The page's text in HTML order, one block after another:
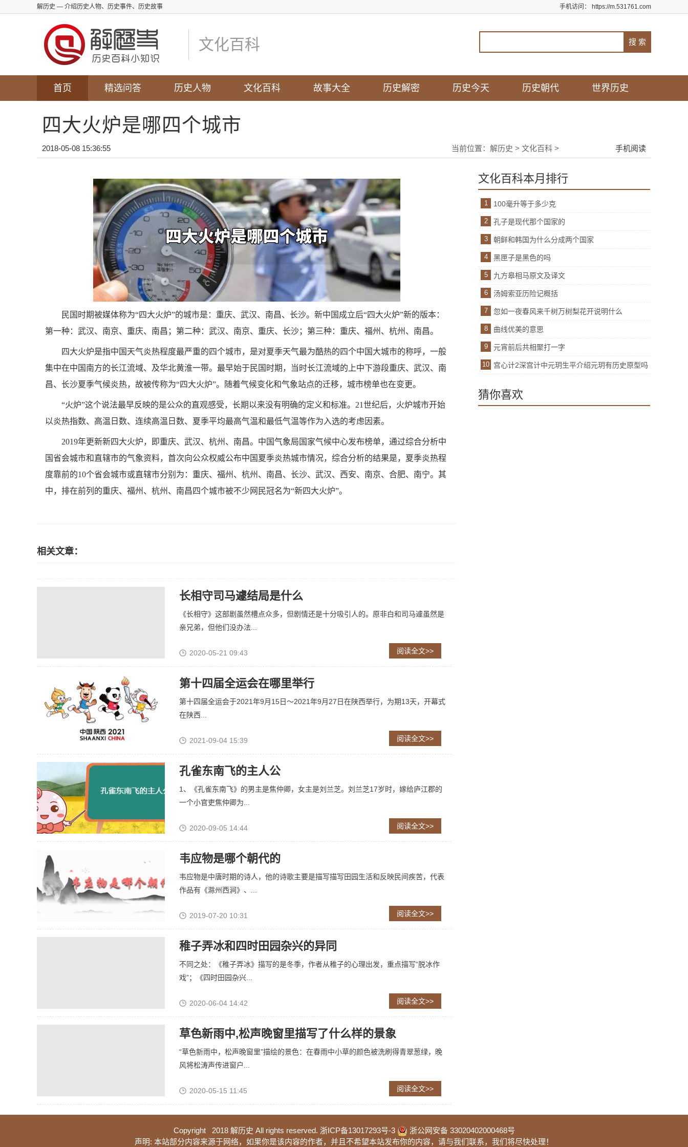
解历史 — 介绍历史人物、历史事件、历史故事 手机访问： https://m.531761.com
文化百科
首页 精选问答 历史人物 文化百科 故事大全 历史解密 历史今天 历史朝代 世界历史
四大火炉是哪四个城市
2018-05-08 15:36:55 当前位置： 解历史 > 文化百科 > 手机阅读
民国时期被媒体称为“四大火炉”的城市是：重庆、武汉、南昌、长沙。新中国成立后“四大火炉”新的版本：
第一种：武汉、南京、重庆、南昌；第二种：武汉、南京、重庆、长沙；第三种：重庆、福州、杭州、南昌。
四大火炉是指中国天气炎热程度最严重的四个城市，是对夏季天气最为酷热的四个中国大城市的称呼，一般
集中在中国南方的长江流域、及华北黄淮一带。最早始于民国时期，当时长江流域的上中下游段重庆、武汉、南
昌、长沙夏季气候炎热，故被传称为“四大火炉”。随着气候变化和气象站点的迁移，城市榜单也在变更。
“火炉”这个说法最早反映的是公众的直观感受，长期以来没有明确的定义和标准。21世纪后，火炉城市开始
以炎热指数、高温日数、连续高温日数、夏季平均最高气温和最低气温等作为入选的考虑因素。
2019年更新新四大火炉，即重庆、武汉、杭州、南昌。中国气象局国家气候中心发布榜单，通过综合分析中
国省会城市和直辖市的气象资料，首次向公众权威公布中国夏季炎热城市情况，综合分析的结果是，夏季炎热程
度靠前的10个省会城市或直辖市分别为：重庆、福州、杭州、南昌、长沙、武汉、西安、南京、合肥、南宁。其
中，排在前列的重庆、福州、杭州、南昌四个城市被不少网民冠名为“新四大火炉”。
相关文章：
长相守司马遽结局是什么
《长相守》这部剧虽然槽点众多，但剧情还是十分吸引人的。原非白和司马遽虽然是
亲兄弟，但他们没办法...
2020-05-21 09:43 阅读全文>>
第十四届全运会在哪里举行
第十四届全运会于2021年9月15日～2021年9月27日在陕西举行，为期13天，开幕式
在陕西...
2021-09-04 15:39 阅读全文>>
孔雀东南飞的主人公
1、《孔雀东南飞》的男主是焦仲卿，女主是刘兰芝。刘兰芝17岁时，嫁给庐江郡的
一个小官吏焦仲卿为...
2020-09-05 14:44 阅读全文>>
韦应物是哪个朝代的
韦应物是中唐时期的诗人，他的诗歌主要是描写描写田园生活和反映民间疾苦，代表
作品有《滁州西涧》、...
2019-07-20 10:31 阅读全文>>
稚子弄冰和四时田园杂兴的异同
不同之处：《稚子弄冰》描写的是冬季，作者从稚子的心理出发，重点描写“脱冰作
戏”；《四时田园杂兴...
2020-06-04 14:42 阅读全文>>
草色新雨中,松声晚窗里描写了什么样的景象
“草色新雨中，松声晚窗里”描绘的景色：在春雨中小草的颜色被洗刷得青翠葱绿，晚
风将松涛声传进窗户...
2020-05-15 11:45 阅读全文>>
文化百科本月排行
1 100毫升等于多少克
2 孔子是现代那个国家的
3 朝鲜和韩国为什么分成两个国家
4 黑匣子是黑色的吗
5 九方皋相马原文及译文
6 汤姆索亚历险记概括
7 忽如一夜春风来千树万树梨花开说明什么
8 曲线优美的意思
9 元宵前后共相聚打一字
10 宫心计2深宫计中元玥生平介绍元玥有历史原型吗
猜你喜欢
Copyright 2018 解历史 All rights reserved. 浙ICP备13017293号-3
浙公网安备 33020402000468号
声明: 本站部分内容来源于网络，如果你是该内容的作者，并且不希望本站发布你的内容，请与我们联系，我们将尽快处理！